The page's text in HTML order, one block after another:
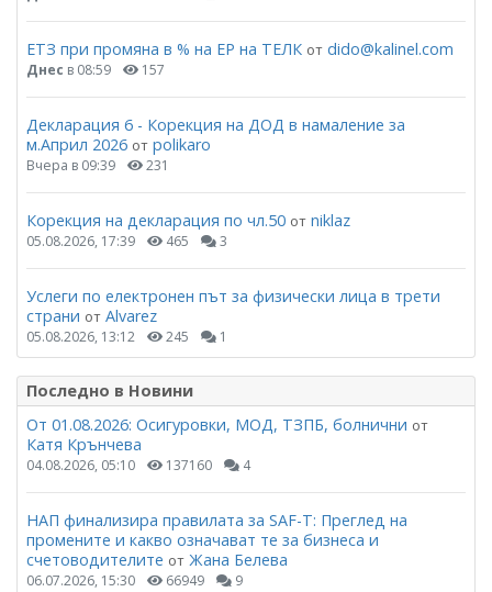
ЕТЗ при промяна в % на ЕР на ТЕЛК от dido@kalinel.com
Днес в 08:59 157
Декларация 6 - Корекция на ДОД в намаление за
м.Април 2026 от polikaro
Вчера в 09:39 231
Корекция на декларация по чл.50 от niklaz
05.08.2026, 17:39 465 3
Услеги по електронен път за физически лица в трети
страни от Alvarez
05.08.2026, 13:12 245 1
Последно в Новини
От 01.08.2026: Осигуровки, МОД, ТЗПБ, болнични от
Катя Крънчева
04.08.2026, 05:10 137160 4
НАП финализира правилата за SAF-T: Преглед на
промените и какво означават те за бизнеса и
счетоводителите от Жана Белева
06.07.2026, 15:30 66949 9